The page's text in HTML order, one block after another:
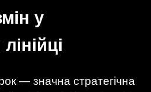
у
— значна стратегічна